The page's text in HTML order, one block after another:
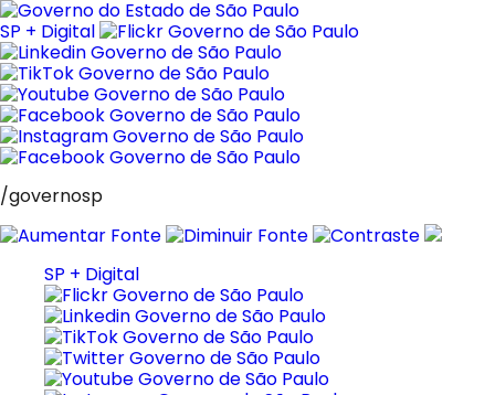
Pular
para
o
conteúdo
SP + Digital
/governosp
SP + Digital